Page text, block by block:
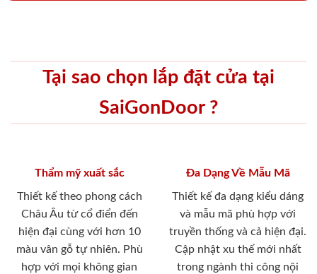
Tại sao chọn lắp đặt cửa tại
SaiGonDoor ?
Thẩm mỹ xuất sắc
Thiết kế theo phong cách
Châu Âu từ cổ điển đến
hiện đại cùng với hơn 10
màu vân gỗ tự nhiên. Phù
hợp với mọi không gian
Đa Dạng Về Mẫu Mã
Thiết kế đa dạng kiểu dáng
và mẫu mã phù hợp với
truyền thống và cả hiện đại.
Cập nhật xu thế mới nhất
trong ngành thi công nội